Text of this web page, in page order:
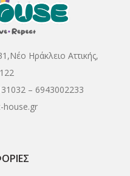
Ηράκλειο Αττικής,
– 6943002233
house.gr